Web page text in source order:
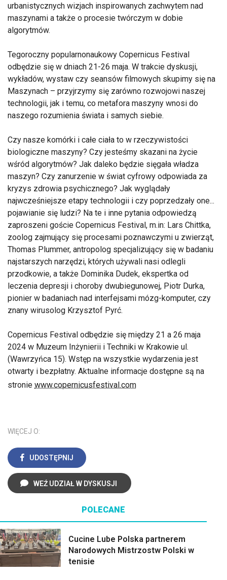
urbanistycznych wizjach inspirowanych zachwytem nad
maszynami a także o procesie twórczym w dobie
algorytmów.
Tegoroczny popularnonaukowy Copernicus Festival
odbędzie się w dniach 21-26 maja. W trakcie dyskusji,
wykładów, wystaw czy seansów filmowych skupimy się na
Maszynach – przyjrzymy się zarówno rozwojowi naszej
technologii, jak i temu, co metafora maszyny wnosi do
naszego rozumienia świata i samych siebie.
Czy nasze komórki i całe ciała to w rzeczywistości
biologiczne maszyny? Czy jesteśmy skazani na życie
wśród algorytmów? Jak daleko będzie sięgała władza
maszyn? Czy zanurzenie w świat cyfrowy odpowiada za
kryzys zdrowia psychicznego? Jak wyglądały
najwcześniejsze etapy technologii i czy poprzedzały one...
pojawianie się ludzi? Na te i inne pytania odpowiedzą
zaproszeni goście Copernicus Festival, m.in: Lars Chittka,
zoolog zajmujący się procesami poznawczymi u zwierząt,
Thomas Plummer, antropolog specjalizujący się w badaniu
najstarszych narzędzi, których używali nasi odlegli
przodkowie, a także Dominika Dudek, ekspertka od
leczenia depresji i choroby dwubiegunowej, Piotr Durka,
pionier w badaniach nad interfejsami mózg-komputer, czy
znany wirusolog Krzysztof Pyrć.
Copernicus Festival odbędzie się między 21 a 26 maja
2024 w Muzeum Inżynierii i Techniki w Krakowie ul.
(Wawrzyńca 15). Wstęp na wszystkie wydarzenia jest
otwarty i bezpłatny. Aktualne informacje dostępne są na
stronie www.copernicusfestival.com
WIĘCEJ O:
UDOSTĘPNIJ
WEŹ UDZIAŁ W DYSKUSJI
POLECANE
Cucine Lube Polska partnerem
Narodowych Mistrzostw Polski w
tenisie